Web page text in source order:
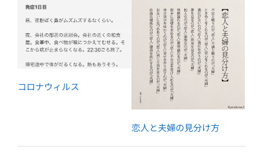
コロナウィルス
恋人と夫婦の見分け方